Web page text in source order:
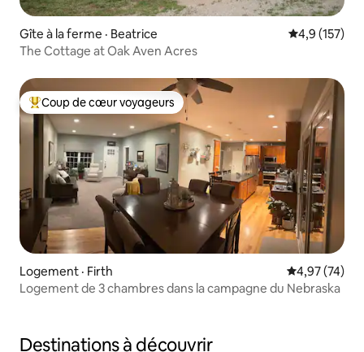
Gîte à la ferme · Beatrice Note
4,9 (157)
The Cottage at Oak Aven Acres
Coup de cœur voyageurs parmi les plus aimés
Coup de cœur voyageurs
Logement · Firth Note
4,97 (74)
Logement de 3 chambres dans la campagne du Nebraska
Destinations à découvrir